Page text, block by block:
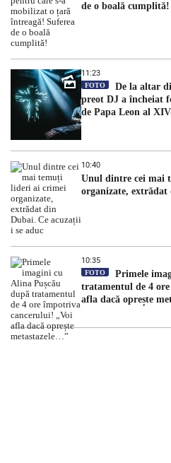
de o boală cumplită!
11:23
FOTO
De la altar
preot DJ a încheiat
de Papa Leon al
10:40
Unul dintre cei mai
organizate, extrădat
10:35
FOTO
Primele
tratamentul de 4
afla dacă oprește